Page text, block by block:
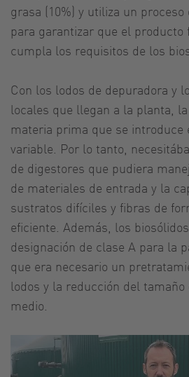
grasa (10%) y utiliza un
para garantizar que el producto
cumpla los requisitos de los
Con los lodos de depuradora y
locales que llegan a la planta,
materia prima que se introduce
variable. Por lo tanto,
de digestores que pudiera
de materiales de entrada y la
sustratos difíciles y fibras de
eficiente. Además, los
designación de clase A para la
que era necesario un
lodos y la reducción del
medio.